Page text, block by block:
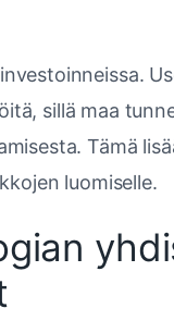
sillä maa
Tämä
luomiselle.